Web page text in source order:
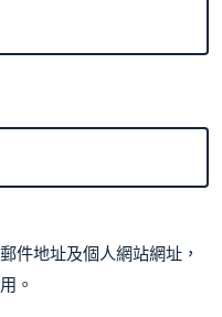
件地址及個人網站網址，
。